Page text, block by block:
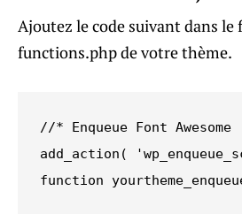
Ajoutez le code suivant dans le
functions.php de votre thème.
//* Enqueue Font Awesome
add_action(
function